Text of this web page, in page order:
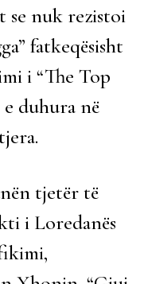
se nuk rezistoi
fatkeqësisht
i “The Top
duhura në
tjetër të
i Loredanës